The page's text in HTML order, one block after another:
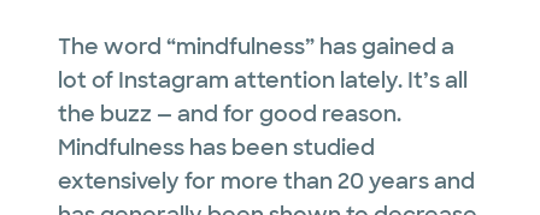
The word “mindfulness” has gained a
lot of Instagram attention lately. It’s all
the buzz — and for good reason.
Mindfulness has been studied
extensively for more than 20 years and